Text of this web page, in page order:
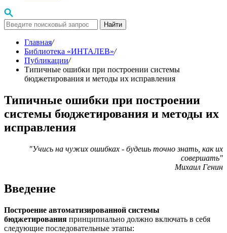
Найти
Главная/
Библиотека «ИНТАЛЕВ»/
Публикации/
Типичные ошибки при построении системы
бюджетирования и методы их исправления
Типичные ошибки при построении
системы бюджетирования и методы их
исправления
"Учись на чужих ошибках - будешь точно знать, как их
совершать"
Михаил Генин
Введение
Построение автоматизированной системы
бюджетирования принципиально должно включать в себя
следующие последовательные этапы: